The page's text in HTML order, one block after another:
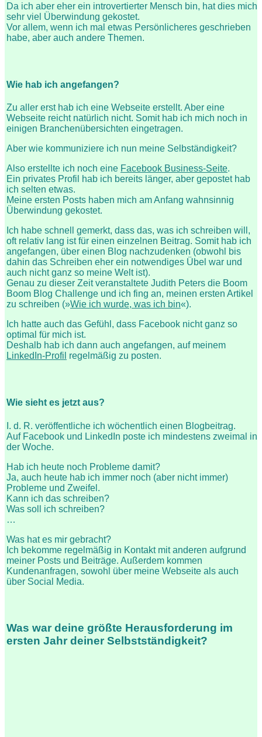
Da ich aber eher ein introvertierter Mensch bin, hat dies mich
sehr viel Überwindung gekostet.
Vor allem, wenn ich mal etwas Persönlicheres geschrieben
habe, aber auch andere Themen.
Wie hab ich angefangen?
Zu aller erst hab ich eine Webseite erstellt. Aber eine
Webseite reicht natürlich nicht. Somit hab ich mich noch in
einigen Branchenübersichten eingetragen.
Aber wie kommuniziere ich nun meine Selbständigkeit?
Also erstellte ich noch eine Facebook Business-Seite.
Ein privates Profil hab ich bereits länger, aber gepostet hab
ich selten etwas.
Meine ersten Posts haben mich am Anfang wahnsinnig
Überwindung gekostet.
Ich habe schnell gemerkt, dass das, was ich schreiben will,
oft relativ lang ist für einen einzelnen Beitrag. Somit hab ich
angefangen, über einen Blog nachzudenken (obwohl bis
dahin das Schreiben eher ein notwendiges Übel war und
auch nicht ganz so meine Welt ist).
Genau zu dieser Zeit veranstaltete Judith Peters die Boom
Boom Blog Challenge und ich fing an, meinen ersten Artikel
zu schreiben (»Wie ich wurde, was ich bin«).
Ich hatte auch das Gefühl, dass Facebook nicht ganz so
optimal für mich ist.
Deshalb hab ich dann auch angefangen, auf meinem
LinkedIn-Profil regelmäßig zu posten.
Wie sieht es jetzt aus?
I. d. R. veröffentliche ich wöchentlich einen Blogbeitrag.
Auf Facebook und LinkedIn poste ich mindestens zweimal in
der Woche.
Hab ich heute noch Probleme damit?
Ja, auch heute hab ich immer noch (aber nicht immer)
Probleme und Zweifel.
Kann ich das schreiben?
Was soll ich schreiben?
…
Was hat es mir gebracht?
Ich bekomme regelmäßig in Kontakt mit anderen aufgrund
meiner Posts und Beiträge. Außerdem kommen
Kundenanfragen, sowohl über meine Webseite als auch
über Social Media.
Was war deine größte Herausforderung im
ersten Jahr deiner Selbstständigkeit?